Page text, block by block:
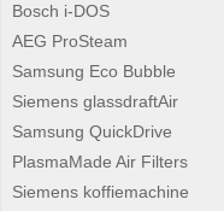
Bosch i-DOS
AEG ProSteam
Samsung Eco Bubble
Siemens glassdraftAir
Samsung QuickDrive
PlasmaMade Air Filters
Siemens koffiemachine